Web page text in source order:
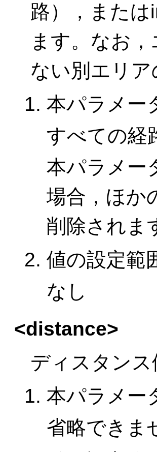
路），また
ます。なお
ない別エリ
本パラメー
すべての経
本パラメー
場合，ほか
削除されま
値の設定範
なし
<distance>
ディスタン
本パラメー
省略できま